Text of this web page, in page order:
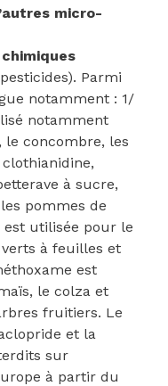
micro-
Parmi
notamment : 1/
notamment
le concombre, les
à sucre,
pommes de
est utilisée pour le
à feuilles et
est
le colza et
fruitiers. Le
et la
sur
à partir du